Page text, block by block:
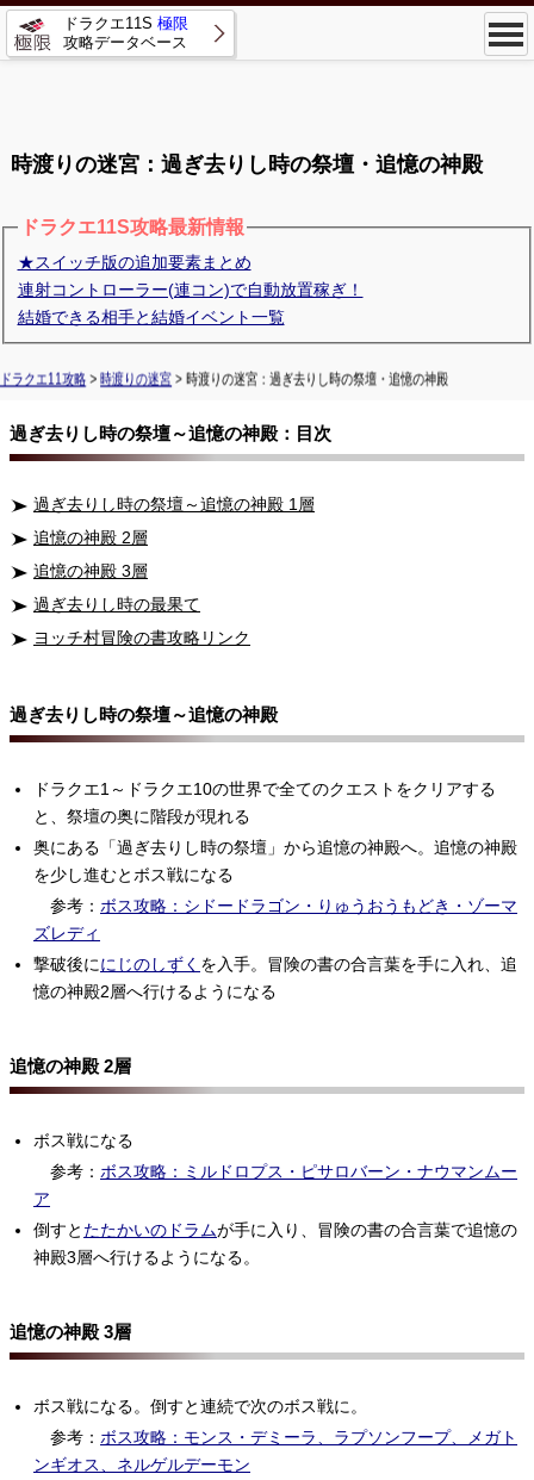
ドラクエ11S 極限
攻略データベース
時渡りの迷宮：過ぎ去りし時の祭壇・追憶の神殿
ドラクエ11S攻略最新情報
★スイッチ版の追加要素まとめ
連射コントローラー(連コン)で自動放置稼ぎ！
結婚できる相手と結婚イベント一覧
ドラクエ11攻略 > 時渡りの迷宮 > 時渡りの迷宮：過ぎ去りし時の祭壇・追憶の神殿
過ぎ去りし時の祭壇～追憶の神殿：目次
過ぎ去りし時の祭壇～追憶の神殿 1層
追憶の神殿 2層
追憶の神殿 3層
過ぎ去りし時の最果て
ヨッチ村冒険の書攻略リンク
過ぎ去りし時の祭壇～追憶の神殿
ドラクエ1～ドラクエ10の世界で全てのクエストをクリアする
と、祭壇の奥に階段が現れる
奥にある「過ぎ去りし時の祭壇」から追憶の神殿へ。追憶の神殿
を少し進むとボス戦になる
参考： ボス攻略：シドードラゴン・りゅうおうもどき・ゾーマ
ズレディ
撃破後ににじのしずく を入手。冒険の書の合言葉を手に入れ、追
憶の神殿2層へ行けるようになる
追憶の神殿 2層
ボス戦になる
参考： ボス攻略：ミルドロプス・ピサロバーン・ナウマンムー
ア
倒すと たたかいのドラムが手に入り、冒険の書の合言葉で追憶の
神殿3層へ行けるようになる。
追憶の神殿 3層
ボス戦になる。倒すと連続で次のボス戦に。
参考： ボス攻略：モンス・デミーラ、ラプソンフープ、メガト
ンギオス、ネルゲルデーモン